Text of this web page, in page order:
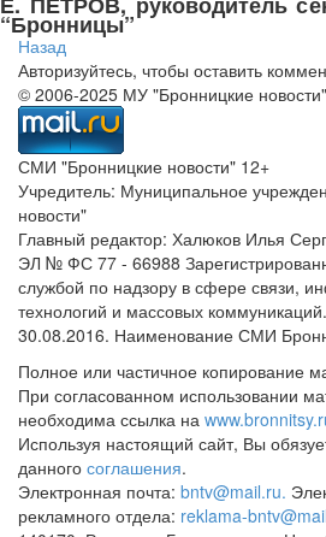
“Бронницы”
Назад
Авторизуйтесь, чтобы оставить
© 2006-2025 МУ "Бронницкие новости"
СМИ "Бронницкие новости" 12+
Учредитель: Муниципальное
новости"
Главный редактор: Халюков Илья
ЭЛ № ФС 77 - 66988
службой по надзору в сфере связи,
технологий и массовых
30.08.2016. Наименование СМИ
Полное или частичное копирование
При согласованном использовании
необходима ссылка на
Используя настоящий сайт, Вы
данного соглашения.
Электронная почта: bntv@mail.ru.
рекламного отдела: reklama-